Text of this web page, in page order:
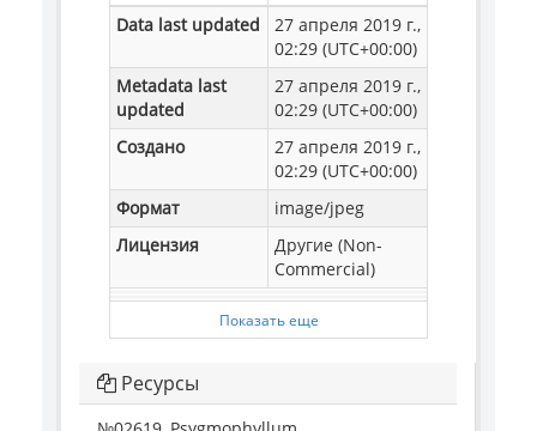
Data last updated
27 апреля 2019 г.,
02:29 (UTC+00:00)
Metadata last
updated
27 апреля 2019 г.,
02:29 (UTC+00:00)
Создано
27 апреля 2019 г.,
02:29 (UTC+00:00)
Формат
image/jpeg
Лицензия
Другие (Non-
Commercial)
Показать еще
Ресурсы